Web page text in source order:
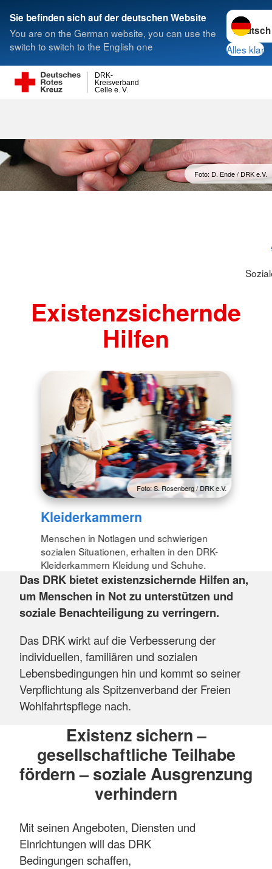
Sie befinden sich auf der deutschen Website
You are on the German website, you can use the
switch to switch to the English one
Sprache
Alles klar
Celle e. V.
Kreisverband
DRK-
Suche
Foto: D. Ende / DRK e.V.
Existenzsichernde
Hilfen
Foto: S. Rosenberg / DRK e.V.
Kleiderkammern
Menschen in Notlagen und schwierigen
sozialen Situationen, erhalten in den DRK-
Kleiderkammern Kleidung und Schuhe.
Das DRK bietet existenzsichernde Hilfen an,
um Menschen in Not zu unterstützen und
soziale Benachteiligung zu verringern.
Das DRK wirkt auf die Verbesserung der
individuellen, familiären und sozialen
Lebensbedingungen hin und kommt so seiner
Verpflichtung als Spitzenverband der Freien
Wohlfahrtspflege nach.
Existenz sichern –
gesellschaftliche Teilhabe
fördern – soziale Ausgrenzung
verhindern
Mit seinen Angeboten, Diensten und
Einrichtungen will das DRK
Bedingungen schaffen,